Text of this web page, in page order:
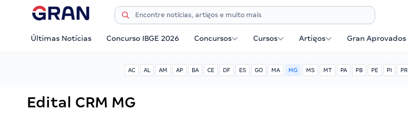
Últimas Notícias Concurso IBGE 2026 Concursos Cursos Artigos Gran Aprovados
AC AL AM AP BA CE DF ES GO MA MG MS MT PA PB PE PI PR
Edital CRM MG